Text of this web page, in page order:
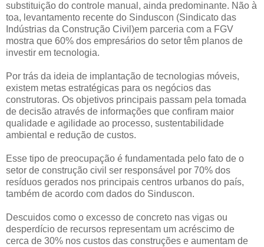
substituição do controle manual, ainda predominante. Não à
toa, levantamento recente do Sinduscon (Sindicato das
Indústrias da Construção Civil)em parceria com a FGV
mostra que 60% dos empresários do setor têm planos de
investir em tecnologia.
Por trás da ideia de implantação de tecnologias móveis,
existem metas estratégicas para os negócios das
construtoras. Os objetivos principais passam pela tomada
de decisão através de informações que confiram maior
qualidade e agilidade ao processo, sustentabilidade
ambiental e redução de custos.
Esse tipo de preocupação é fundamentada pelo fato de o
setor de construção civil ser responsável por 70% dos
resíduos gerados nos principais centros urbanos do país,
também de acordo com dados do Sinduscon.
Descuidos como o excesso de concreto nas vigas ou
desperdício de recursos representam um acréscimo de
cerca de 30% nos custos das construções e aumentam de